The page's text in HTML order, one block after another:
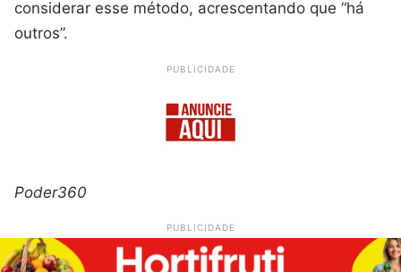
considerar esse método, acrescentando que “há
outros”.
PUBLICIDADE
Poder360
PUBLICIDADE